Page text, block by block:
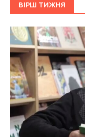
ВІРШ ТИЖНЯ